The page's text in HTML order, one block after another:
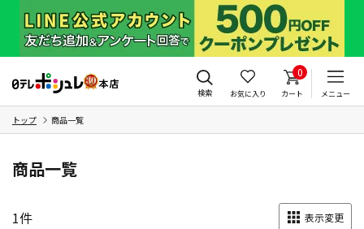
検索 お気に入り
0
カート メニュー
トップ 商品一覧
商品一覧
1件 表示変更